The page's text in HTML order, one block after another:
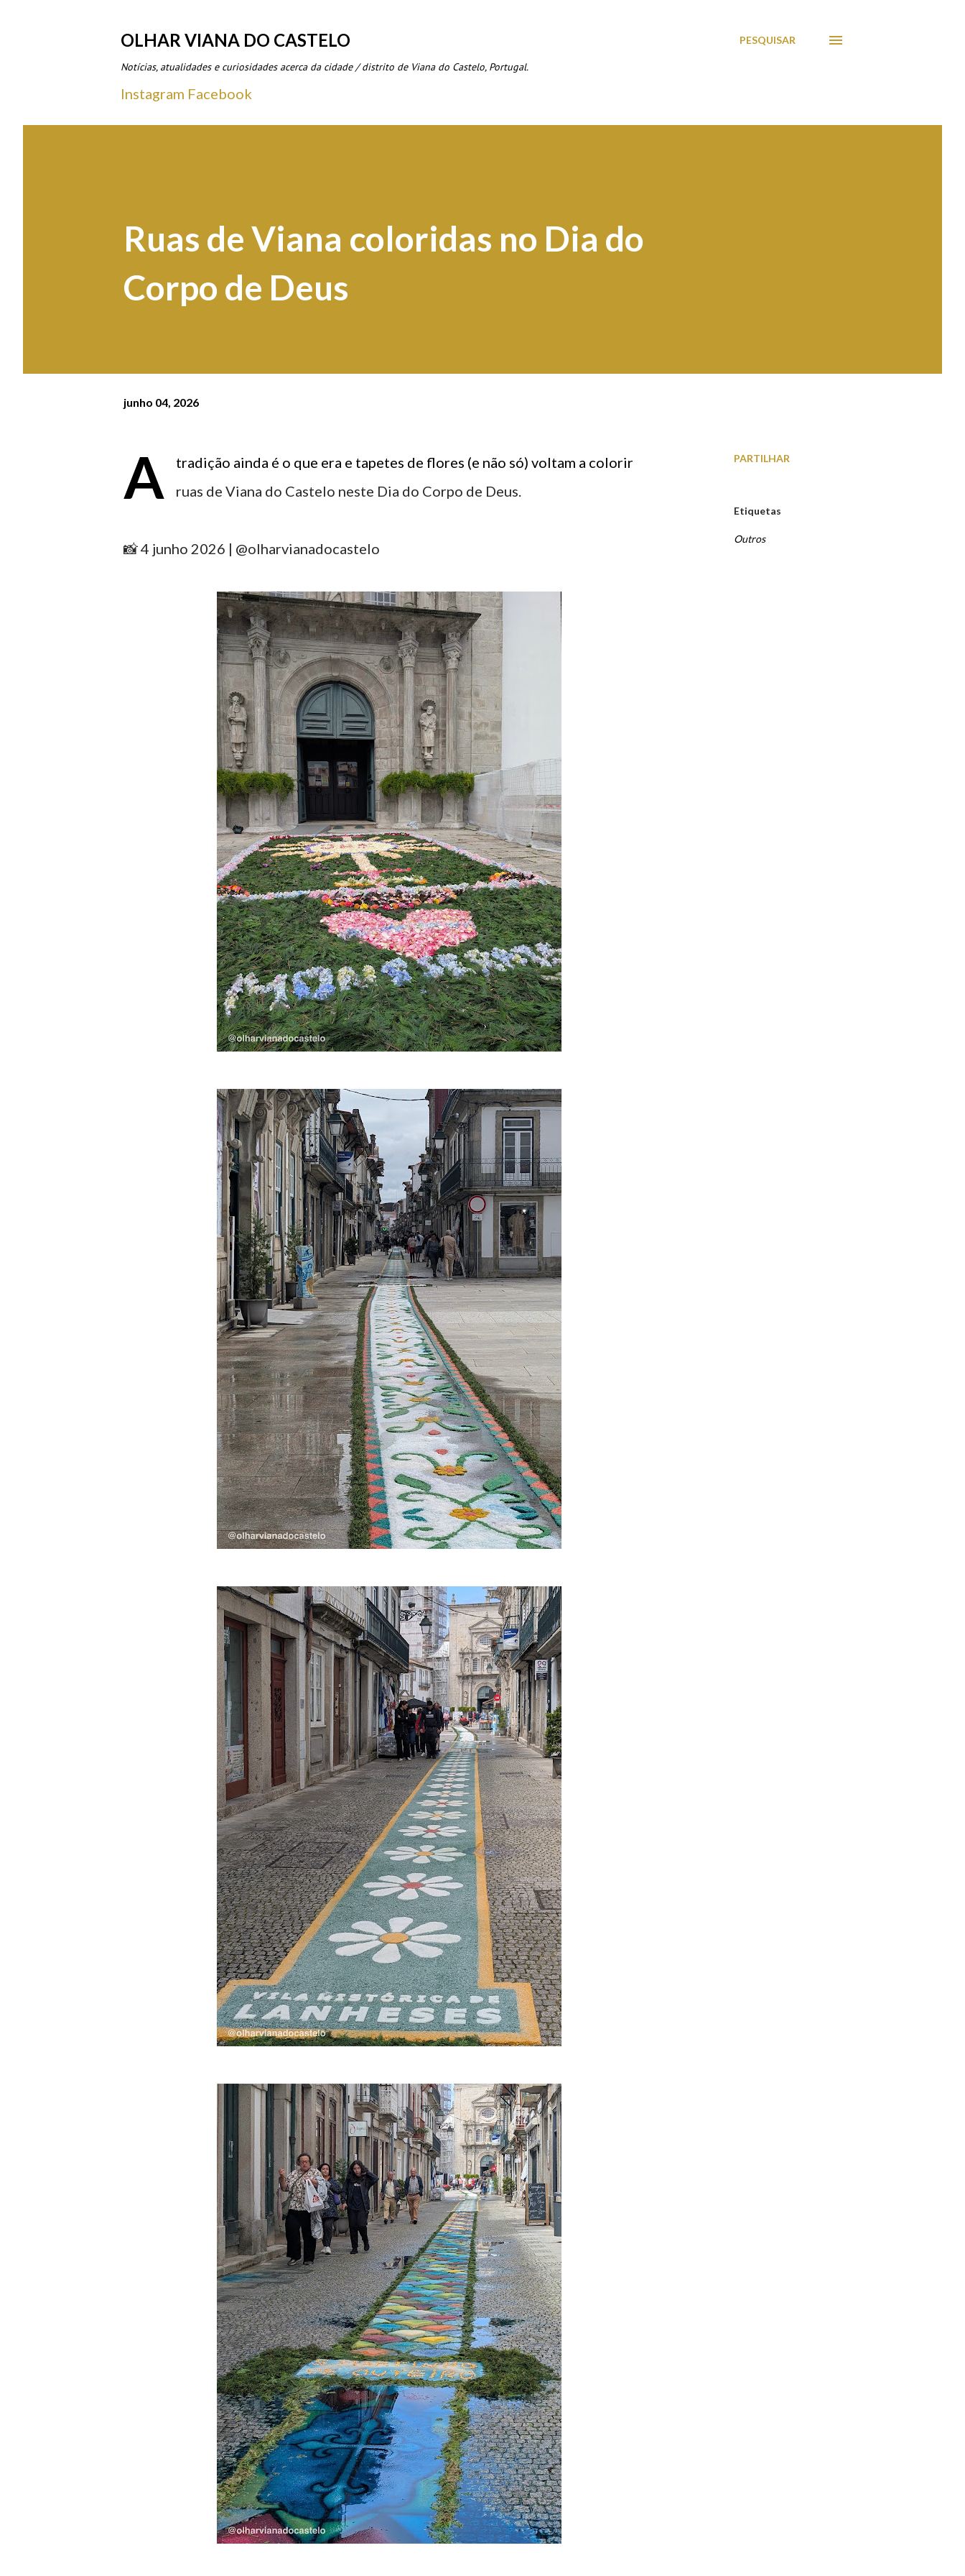
OLHAR VIANA DO CASTELO
Notícias, atualidades e curiosidades acerca da cidade / distrito de Viana do Castelo, Portugal.
PESQUISAR
Instagram Facebook
Ruas de Viana coloridas no Dia do
Corpo de Deus
junho 04, 2026
A
tradição ainda é o que era e tapetes de flores (e não só) voltam a colorir
ruas de Viana do Castelo neste Dia do Corpo de Deus.
📸 4 junho 2026 | @olharvianadocastelo
PARTILHAR
Etiquetas
Outros